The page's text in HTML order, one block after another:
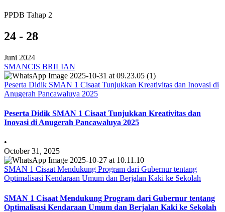
PPDB Tahap 2
24 - 28
Juni 2024
SMANCIS BRILIAN
Peserta Didik SMAN 1 Cisaat Tunjukkan Kreativitas dan Inovasi di
Anugerah Pancawaluya 2025
Peserta Didik SMAN 1 Cisaat Tunjukkan Kreativitas dan
Inovasi di Anugerah Pancawaluya 2025
•
October 31, 2025
SMAN 1 Cisaat Mendukung Program dari Gubernur tentang
Optimalisasi Kendaraan Umum dan Berjalan Kaki ke Sekolah
SMAN 1 Cisaat Mendukung Program dari Gubernur tentang
Optimalisasi Kendaraan Umum dan Berjalan Kaki ke Sekolah